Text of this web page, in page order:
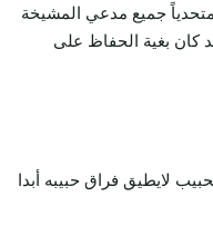
جميع مدعي المشيخة
بغية الحفاظ على
لايطيق فراق حبيبه أبدا